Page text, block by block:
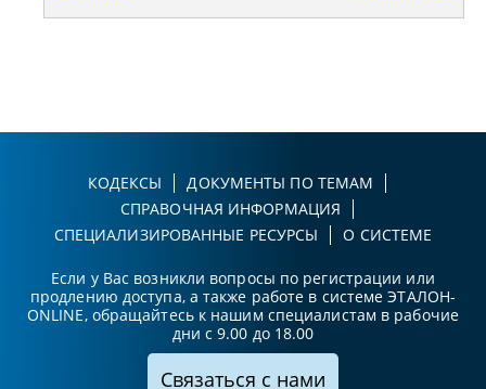
КОДЕКСЫ
ДОКУМЕНТЫ ПО ТЕМАМ
СПРАВОЧНАЯ ИНФОРМАЦИЯ
СПЕЦИАЛИЗИРОВАННЫЕ РЕСУРСЫ
О СИСТЕМЕ
Если у Вас возникли вопросы по регистрации или
продлению доступа, а также работе в системе ЭТАЛОН-
ONLINE, обращайтесь к нашим специалистам в рабочие
дни с 9.00 до 18.00
Связаться с нами